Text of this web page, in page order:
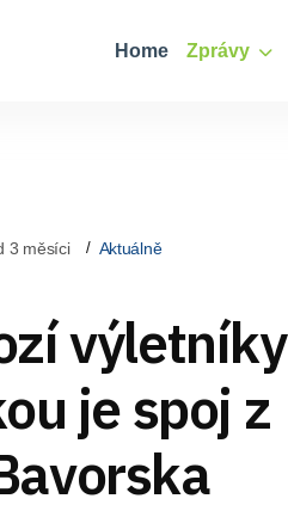
Home Zprávy
3 měsíci Aktuálně
výletníky
je spoj z